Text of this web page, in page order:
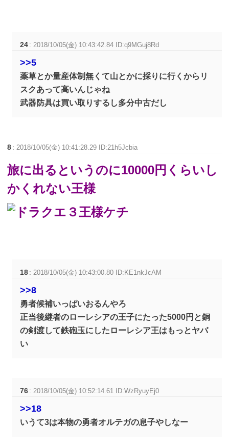
24 : 2018/10/05(金) 10:43:42.84 ID:q9MGuj8Rd
>>5
薬草とか量産体制無くて山とかに採りに行くからリ
スクあって高いんじゃね
武器防具は買い取りするし多分中古だし
8 : 2018/10/05(金) 10:41:28.29 ID:21h5Jcbia
旅に出るというのに10000円くらいし
かくれない王様
18 : 2018/10/05(金) 10:43:00.80 ID:KE1nkJcAM
>>8
勇者候補いっぱいおるんやろ
正当後継者のローレシアの王子にたった5000円と銅
の剣渡して鉄砲玉にしたローレシア王はもっとヤバ
い
76 : 2018/10/05(金) 10:52:14.61 ID:WzRyuyEj0
>>18
いうて3は本物の勇者オルテガの息子やしなー